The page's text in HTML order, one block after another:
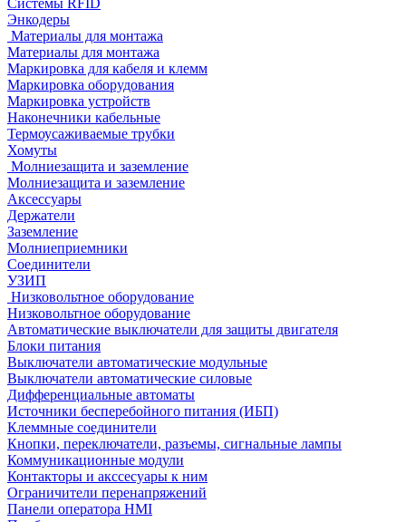
Системы RFID
Энкодеры
Материалы для монтажа
Материалы для монтажа
Маркировка для кабеля и клемм
Маркировка оборудования
Маркировка устройств
Наконечники кабельные
Термоусаживаемые трубки
Хомуты
Молниезащита и заземление
Молниезащита и заземление
Аксессуары
Держатели
Заземление
Молниеприемники
Соединители
УЗИП
Низковольтное оборудование
Низковольтное оборудование
Автоматические выключатели для защиты двигателя
Блоки питания
Выключатели автоматические модульные
Выключатели автоматические силовые
Дифференциальные автоматы
Источники бесперебойного питания (ИБП)
Клеммные соединители
Кнопки, переключатели, разъемы, сигнальные лампы
Коммуникационные модули
Контакторы и акссесуары к ним
Ограничители перенапряжений
Панели оператора HMI